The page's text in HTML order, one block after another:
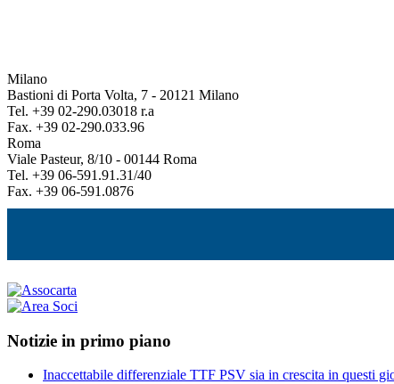
Milano
Bastioni di Porta Volta, 7 - 20121 Milano
Tel. +39 02-290.03018 r.a
Fax. +39 02-290.033.96
Roma
Viale Pasteur, 8/10 - 00144 Roma
Tel. +39 06-591.91.31/40
Fax. +39 06-591.0876
Notizie in primo piano
Inaccettabile differenziale TTF PSV sia in crescita in questi